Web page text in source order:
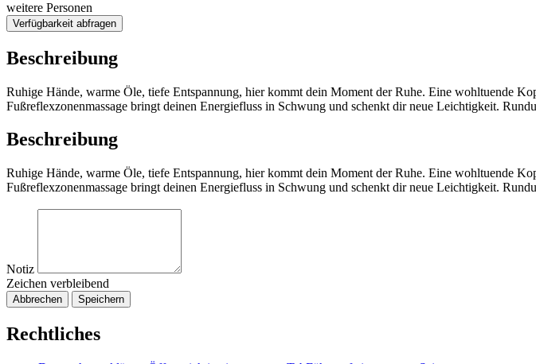
weitere Personen
Verfügbarkeit abfragen
Beschreibung
Ruhige Hände, warme Öle, tiefe Entspannung, hier kommt dein Moment der Ruhe. Eine wohltuende
Fußreflexzonenmassage bringt deinen Energiefluss in Schwung und schenkt dir neue Leichtigkeit.
Beschreibung
Ruhige Hände, warme Öle, tiefe Entspannung, hier kommt dein Moment der Ruhe. Eine wohltuende
Fußreflexzonenmassage bringt deinen Energiefluss in Schwung und schenkt dir neue Leichtigkeit.
Notiz
Zeichen verbleibend
Abbrechen Speichern
Rechtliches